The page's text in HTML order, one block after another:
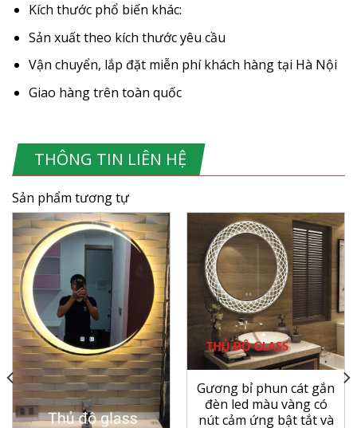
Kích thước phổ biến khác:
Sản xuất theo kích thước yêu cầu
Vận chuyển, lắp đặt miễn phí khách hàng tại Hà Nội
Giao hàng trên toàn quốc
THÔNG TIN LIÊN HỆ
Sản phẩm tương tự
Gương bỉ phun cát gắn
đèn led màu vàng có
nút cảm ứng bật tắt và